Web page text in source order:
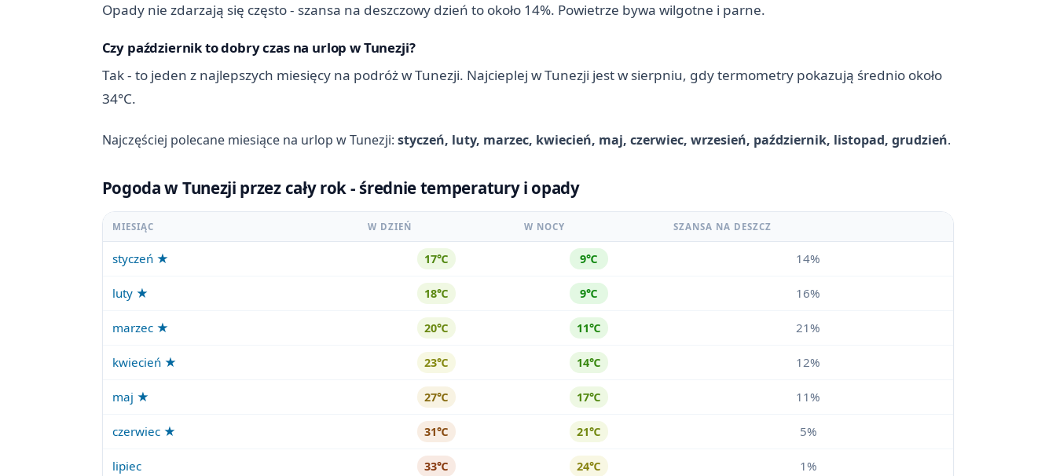
Opady nie zdarzają się często - szansa na deszczowy dzień to około 14%. Powietrze bywa wilgotne i parne.
Czy październik to dobry czas na urlop w Tunezji?
Tak - to jeden z najlepszych miesięcy na podróż w Tunezji. Najcieplej w Tunezji jest w sierpniu, gdy termometry pokazują średnio około
34°C.
Najczęściej polecane miesiące na urlop w Tunezji: styczeń, luty, marzec, kwiecień, maj, czerwiec, wrzesień, październik, listopad, grudzień.
Pogoda w Tunezji przez cały rok - średnie temperatury i opady
MIESIĄC W DZIEŃ W NOCY SZANSA NA DESZCZ
styczeń ★ 17℃ 9℃ 14%
luty ★ 18℃ 9℃ 16%
marzec ★ 20℃ 11℃ 21%
kwiecień ★ 23℃ 14℃ 12%
maj ★ 27℃ 17℃ 11%
czerwiec ★ 31℃ 21℃ 5%
lipiec 33℃ 24℃ 1%